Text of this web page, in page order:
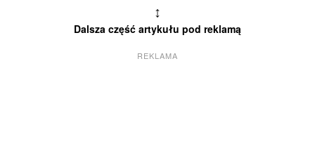
↕
Dalsza część artykułu pod reklamą
REKLAMA